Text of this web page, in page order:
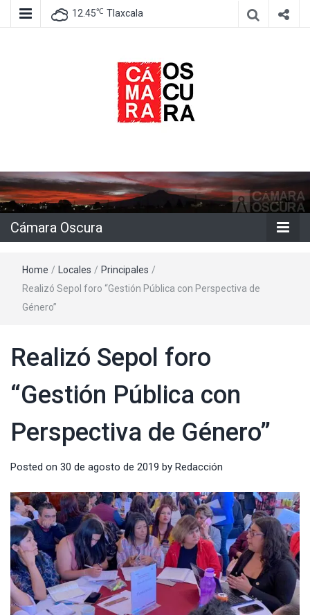
12.45℃ Tlaxcala
Cámara
Oscura
Cámara Oscura
Home / Locales / Principales /
Realizó Sepol foro “Gestión Pública con Perspectiva de
Género”
Realizó Sepol foro
“Gestión Pública con
Perspectiva de Género”
Posted on 30 de agosto de 2019 by Redacción